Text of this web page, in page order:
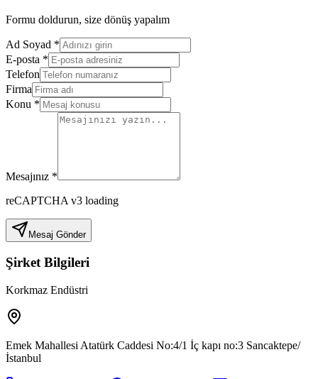
Formu doldurun, size dönüş yapalım
Ad Soyad *
E-posta *
Telefon
Firma
Konu *
Mesajınız *
reCAPTCHA v3 loading
Mesaj Gönder
Şirket Bilgileri
Korkmaz Endüstri
Emek Mahallesi Atatürk Caddesi No:4/1 İç kapı no:3 Sancaktepe/
İstanbul